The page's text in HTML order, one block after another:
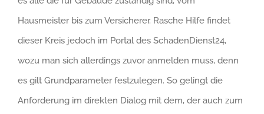
Hausmeister bis zum Versicherer. Rasche Hilfe findet
dieser Kreis jedoch im Portal des SchadenDienst24,
wozu man sich allerdings zuvor anmelden muss, denn
es gilt Grundparameter festzulegen. So gelingt die
Anforderung im direkten Dialog mit dem, der auch zum